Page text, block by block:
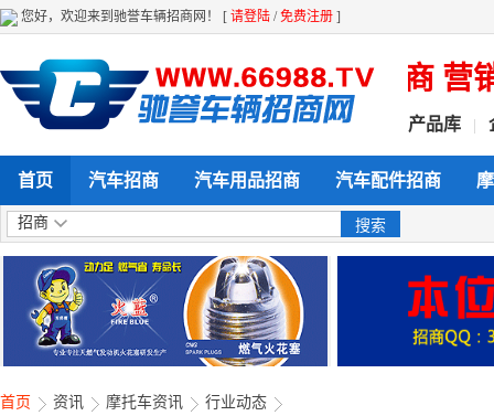
您好，欢迎来到驰誉车辆招商网！ [ 请登陆 /免费注册 ]
给力企业产品展示 招商 营销 推
产品库
首页 汽车招商 汽车用品招商 汽车配件招商
招商
首页 资讯 摩托车资讯 行业动态